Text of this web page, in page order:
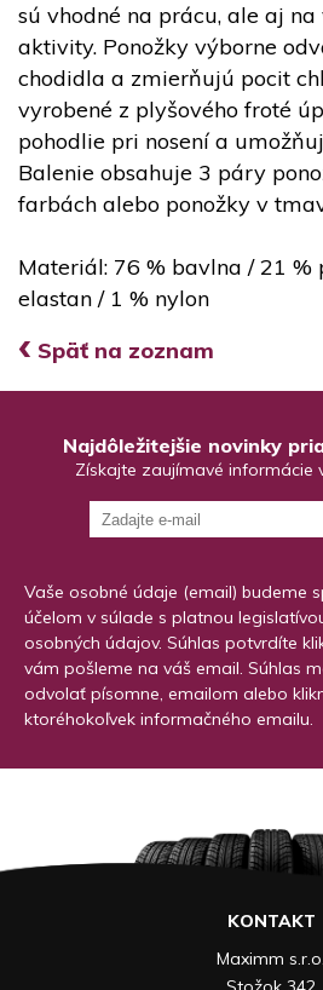
sú vhodné na prácu, ale aj na
aktivity. Ponožky výborne
chodidla a zmierňujú pocit
vyrobené z plyšového froté
pohodlie pri nosení a
Balenie obsahuje 3 páry
farbách alebo ponožky v
Materiál: 76 % bavlna / 21 %
elastan / 1 % nylon
‹ Späť na zoznam
Najdôležitejšie novinky
Získajte zaujímavé informácie
Vaše osobné údaje (email) budeme
účelom v súlade s platnou
osobných údajov. Súhlas potvrdíte
vám pošleme na váš email. Súhlas
odvolať písomne, emailom alebo
ktoréhokoľvek informačného emailu.
KONTAKT
Maximm s.r.o.